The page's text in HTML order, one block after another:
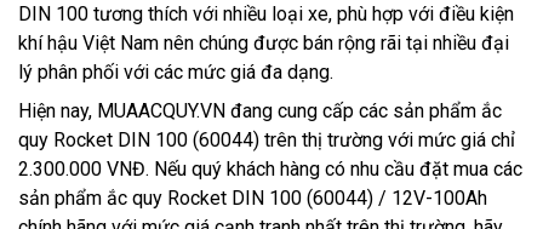
DIN 100 tương thích với nhiều loại xe, phù hợp với điều kiện
khí hậu Việt Nam nên chúng được bán rộng rãi tại nhiều đại
lý phân phối với các mức giá đa dạng.
Hiện nay, MUAACQUY.VN đang cung cấp các sản phẩm ắc
quy Rocket DIN 100 (60044) trên thị trường với mức giá chỉ
2.300.000 VNĐ. Nếu quý khách hàng có nhu cầu đặt mua các
sản phẩm ắc quy Rocket DIN 100 (60044) / 12V-100Ah